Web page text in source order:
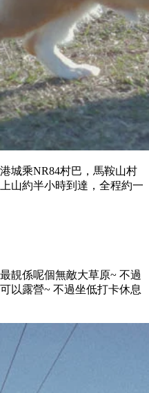
城乘NR84村巴，馬鞍山村
山約半小時到達，全程約一
靚係呢個無敵大草原~ 不過
以露營~ 不過坐低打卡休息